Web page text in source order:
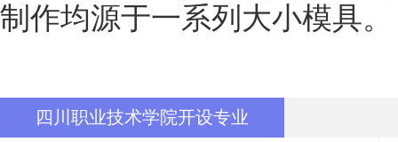
制作均源于一系列大小模具。
四川职业技术学院开设专业